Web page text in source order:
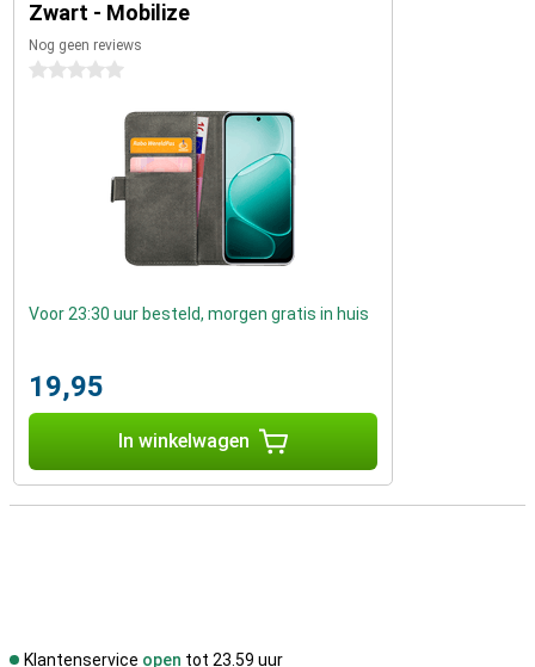
Zwart - Mobilize
Nog geen reviews
0 sterren
Voor 23:30 uur besteld, morgen gratis in huis
19,95
In winkelwagen
Klantenservice open tot 23.59 uur